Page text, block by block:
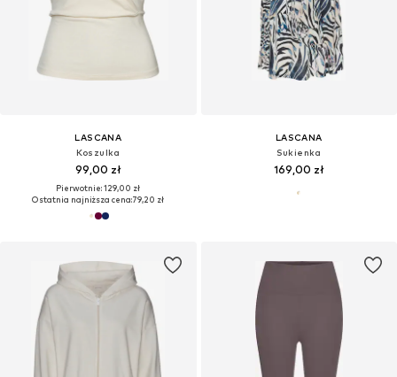
LASCANA
Koszulka
99,00 zł
Pierwotnie: 129,00 zł
Ostatnia najniższa cena:79,20 zł
LASCANA
Sukienka
169,00 zł